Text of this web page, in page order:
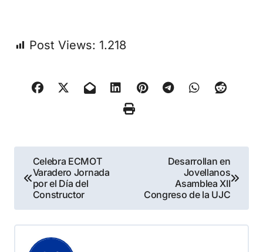
Post Views: 1.218
Navegación
de
entradas
Celebra ECMOT
Varadero Jornada
por el Día del
Constructor
Desarrollan en
Jovellanos
Asamblea XII
Congreso de la UJC